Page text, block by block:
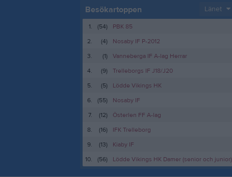
Besökartoppen Länet
1. (54)
PBK 85
2.
(4)
Nosaby IF P-2012
3.
(1)
Vanneberga IF A-lag Herrar
4.
(9)
Trelleborgs IF J18/J20
5.
(5)
Lödde Vikings HK
6.
(55)
Nosaby IF
7.
(12)
Österlen FF A-lag
8.
(16)
IFK Trelleborg
9.
(13)
Kiaby IF
10.
(56) Lödde Vikings HK Damer (senior och junior)